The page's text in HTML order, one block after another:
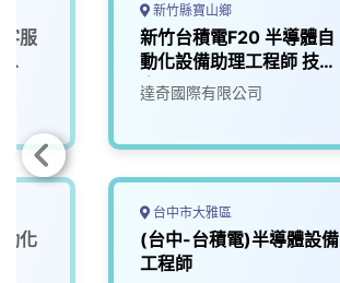
服
化
新竹縣寶山鄉
新竹台積電F20 半導體自
動化設備助理工程師 技術
人員
達奇國際有限公司
台中市大雅區
(台中-台積電)半導體設備
工程師